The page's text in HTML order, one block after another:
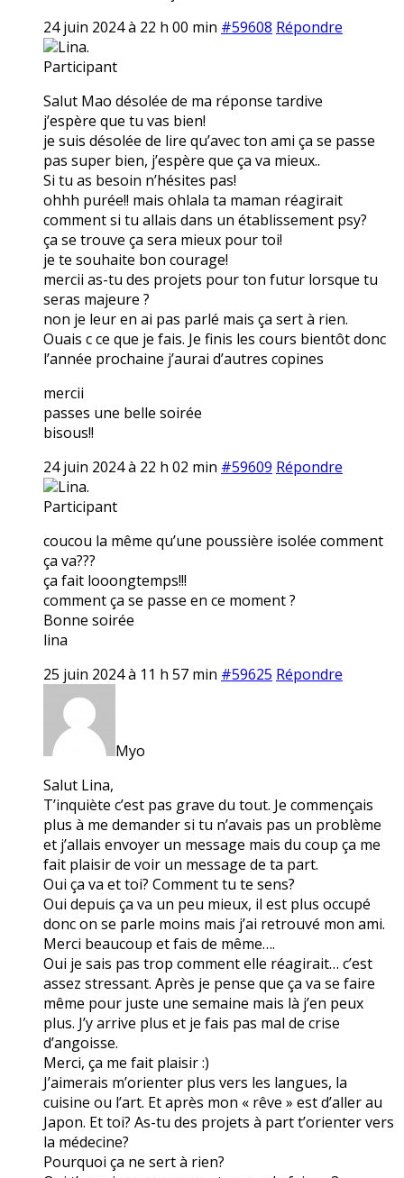
24 juin 2024 à 22 h 00 min #59608 Répondre
Lina.
Participant
Salut Mao désolée de ma réponse tardive
j’espère que tu vas bien!
je suis désolée de lire qu’avec ton ami ça se passe
pas super bien, j’espère que ça va mieux..
Si tu as besoin n’hésites pas!
ohhh purée!! mais ohlala ta maman réagirait
comment si tu allais dans un établissement psy?
ça se trouve ça sera mieux pour toi!
je te souhaite bon courage!
mercii as-tu des projets pour ton futur lorsque tu
seras majeure ?
non je leur en ai pas parlé mais ça sert à rien.
Ouais c ce que je fais. Je finis les cours bientôt donc
l’année prochaine j’aurai d’autres copines
mercii
passes une belle soirée
bisous!!
24 juin 2024 à 22 h 02 min #59609 Répondre
Lina.
Participant
coucou la même qu’une poussière isolée comment
ça va???
ça fait looongtemps!!!
comment ça se passe en ce moment ?
Bonne soirée
lina
25 juin 2024 à 11 h 57 min #59625 Répondre
Myo
Salut Lina,
T’inquiète c’est pas grave du tout. Je commençais
plus à me demander si tu n’avais pas un problème
et j’allais envoyer un message mais du coup ça me
fait plaisir de voir un message de ta part.
Oui ça va et toi? Comment tu te sens?
Oui depuis ça va un peu mieux, il est plus occupé
donc on se parle moins mais j’ai retrouvé mon ami.
Merci beaucoup et fais de même….
Oui je sais pas trop comment elle réagirait… c’est
assez stressant. Après je pense que ça va se faire
même pour juste une semaine mais là j’en peux
plus. J’y arrive plus et je fais pas mal de crise
d’angoisse.
Merci, ça me fait plaisir :)
J’aimerais m’orienter plus vers les langues, la
cuisine ou l’art. Et après mon « rêve » est d’aller au
Japon. Et toi? As-tu des projets à part t’orienter vers
la médecine?
Pourquoi ça ne sert à rien?